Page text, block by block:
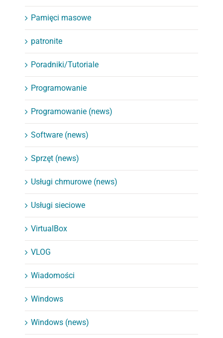
Pamięci masowe
patronite
Poradniki/Tutoriale
Programowanie
Programowanie (news)
Software (news)
Sprzęt (news)
Usługi chmurowe (news)
Usługi sieciowe
VirtualBox
VLOG
Wiadomości
Windows
Windows (news)